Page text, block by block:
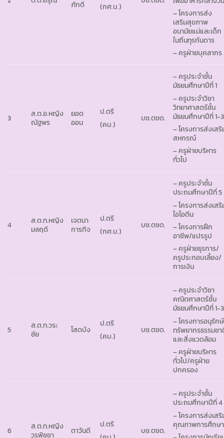
ภักดี
(กศ.บ.)
– โครงการส่ง
เสริมสุขภาพ
อนามัยแม่และเด็ก
ในถิ่นทุรกันดาร
– ครูฝ่ายบุคลากร
3
ส.ต.อ.หญิง
ณัฐพร
ยอด
ออน
ป.ตรี
(คบ.)
บช.ตชด.
– ครูประจำชั้น
มัธยมศึกษาปีที่ 1
– ครูประจำวิชา
วิทยาศาสตร์ชั้น
มัธยมศึกษาปีที่ 1-3
– โครงการส่งเส
สหกรณ์
– ครูฝ่ายบริหาร
ทั่วไป
4
ส.ต.ท.หญิง
มลฤดี
เจตนา
การกิจ
ป.ตรี
(กศ.บ.)
บช.ตชด.
– ครูประจำชั้น
ประถมศึกษาปีที่ 5
– โครงการส่งเส
ไอโอดีน
– โครงการฝึก
อาชีพ/แปรรูป
– ครูฝ่ายธุรการ/
ครูประกอบเลี้ยง/
การเงิน
5
ส.ต.ท.วระ
ชัย
โสดบ้ง
ป.ตรี
(คบ.)
บช.ตชด.
– ครูประจำวิชา
คณิตศาสตร์ชั้น
มัธยมศึกษาปีที่ 1-3
– โครงการอนุรักษ์
ทรัพยากรธรรมช
และสิ่งแวดล้อม
– ครูฝ่ายบริหาร
ทั่วไป/ครูฝ่าย
ปกครอง
6
ส.ต.ท.หญิง
วรพิชชา
ตาวันดี
ป.ตรี
บช.ตชด.
– ครูประจำชั้น
ประถมศึกษาปีที่ 4
– โครงการส่งเส
คุณภาพการศึกษา